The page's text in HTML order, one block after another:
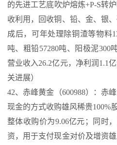
的先进工艺底吹炉熔炼+P-S转
收利用，回收铜、铅、金、银
成后，可年处理除铜渣等物料
吨、粗铅57280吨、阳极泥300
营业收入26.2亿元，净利润1.1
关进展）
42、赤峰黄金（600988）：赤
现金的方式收购雄风稀贵100%
整体收购价为9.06亿元；同时
资，用于支付现金对价及增资